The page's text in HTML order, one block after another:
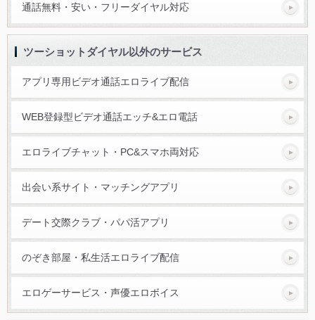
通話無料・安い・フリーダイヤル対応
ツーショットダイヤル以外のサービス
アプリ専用ビデオ通話エロライブ配信
WEB登録型ビデオ通話エッチ&エロ電話
エロライブチャット・PC&スマホ両対応
出会い系サイト・マッチングアプリ
デート交際クラブ・パパ活アプリ
のぞき部屋・私生活エロライブ配信
エロゲーサービス・声優エロボイス